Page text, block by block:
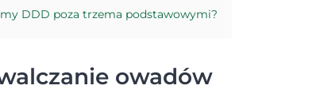
DDD poza trzema podstawowymi?
owadów